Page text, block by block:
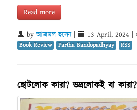
Read more
byআজমল হুসেন| 13 April, 2024 |
Book Review Partha Bandopadhyay RSS
ছোটলোক কারা? ভদ্রলোকই বা কারা?